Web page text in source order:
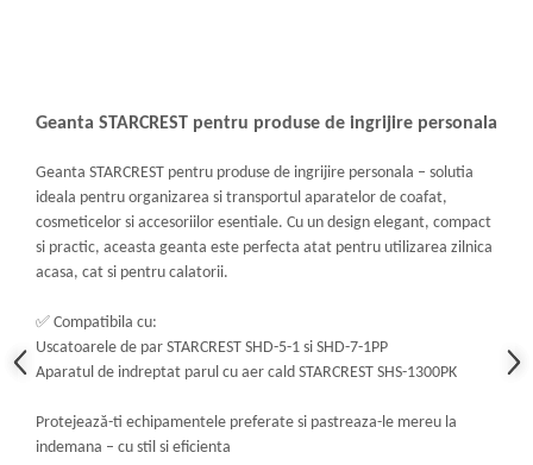
Geanta STARCREST pentru produse de ingrijire personala
Geanta STARCREST pentru produse de ingrijire personala – solutia
ideala pentru organizarea si transportul aparatelor de coafat,
cosmeticelor si accesoriilor esentiale. Cu un design elegant, compact
si practic, aceasta geanta este perfecta atat pentru utilizarea zilnica
acasa, cat si pentru calatorii.
✅ Compatibila cu:
Uscatoarele de par STARCREST SHD-5-1 si SHD-7-1PP
Aparatul de indreptat parul cu aer cald STARCREST SHS-1300PK
Protejează-ti echipamentele preferate si pastreaza-le mereu la
indemana – cu stil si eficienta